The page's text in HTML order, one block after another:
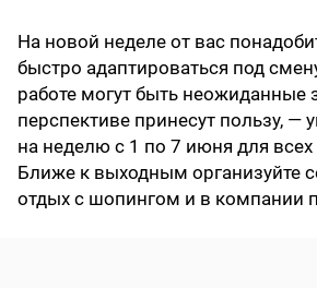
На новой неделе от вас
быстро адаптироваться под
работе могут быть неожиданные
перспективе принесут пользу, —
на неделю с 1 по 7 июня для всех
Ближе к выходным организуйте
отдых с шопингом и в компании